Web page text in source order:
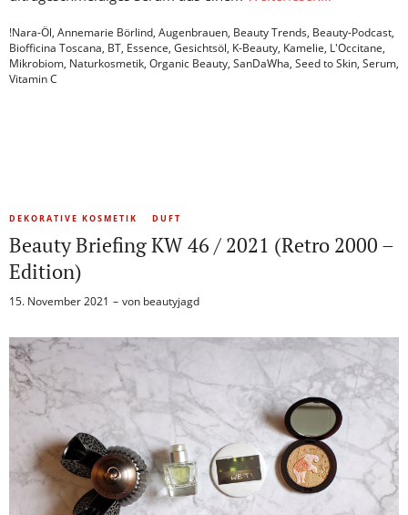
!Nara-Öl, Annemarie Börlind, Augenbrauen, Beauty Trends, Beauty-Podcast,
Biofficina Toscana, BT, Essence, Gesichtsöl, K-Beauty, Kamelie, L'Occitane,
Mikrobiom, Naturkosmetik, Organic Beauty, SanDaWha, Seed to Skin, Serum,
Vitamin C
DEKORATIVE KOSMETIK DUFT
Beauty Briefing KW 46 / 2021 (Retro 2000 –
Edition)
15. November 2021 von beautyjagd